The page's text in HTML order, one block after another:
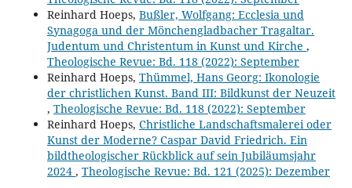
Reinhard Hoeps, Bußler, Wolfgang: Ecclesia und
Synagoga und der Mönchengladbacher Tragaltar.
Judentum und Christentum in Kunst und Kirche ,
Theologische Revue: Bd. 118 (2022): September
Reinhard Hoeps, Thümmel, Hans Georg: Ikonologie
der christlichen Kunst. Band III: Bildkunst der Neuzeit
, Theologische Revue: Bd. 118 (2022): September
Reinhard Hoeps, Christliche Landschaftsmalerei oder
Kunst der Moderne? Caspar David Friedrich. Ein
bildtheologischer Rückblick auf sein Jubiläumsjahr
2024 , Theologische Revue: Bd. 121 (2025): Dezember